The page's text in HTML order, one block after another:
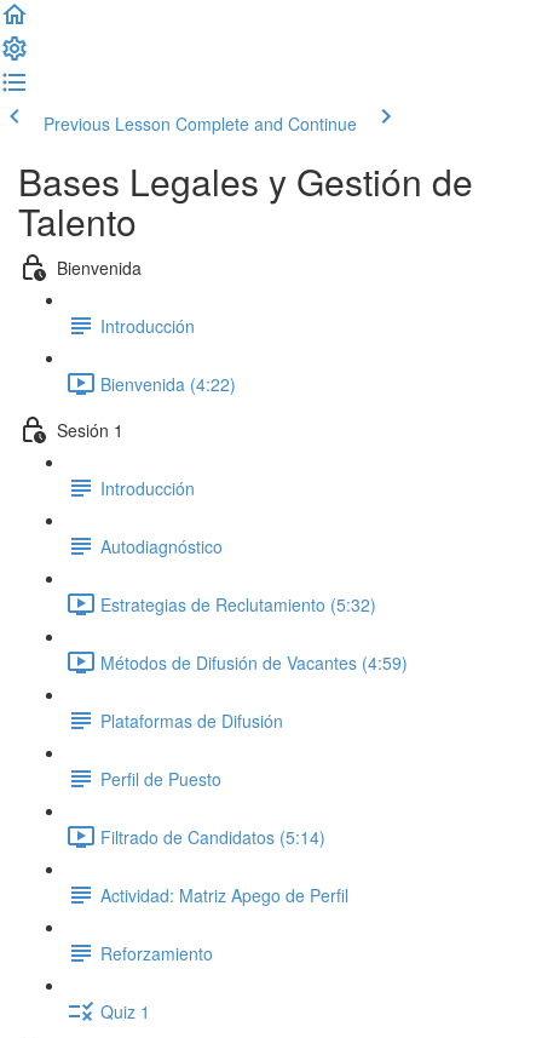
Previous Lesson Complete and Continue
Bases Legales y Gestión de
Talento
Bienvenida
Introducción
Bienvenida (4:22)
Sesión 1
Introducción
Autodiagnóstico
Estrategias de Reclutamiento (5:32)
Métodos de Difusión de Vacantes (4:59)
Plataformas de Difusión
Perfil de Puesto
Filtrado de Candidatos (5:14)
Actividad: Matriz Apego de Perfil
Reforzamiento
Quiz 1